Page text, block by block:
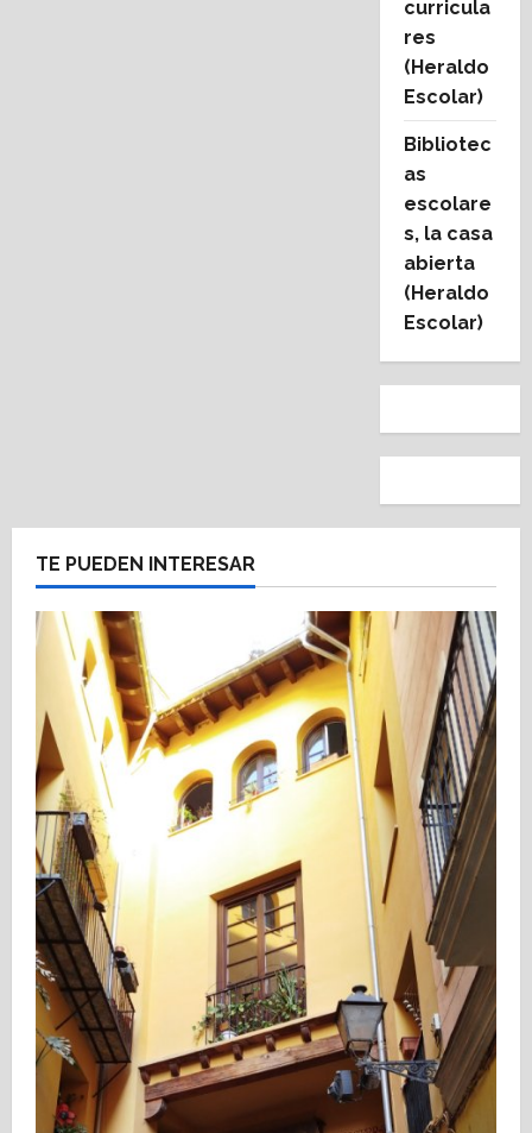
curricula
res
(Heraldo
Escolar)
Bibliotec
as
escolare
s, la casa
abierta
(Heraldo
Escolar)
TE PUEDEN INTERESAR